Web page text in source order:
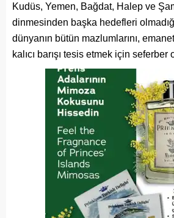
Kudüs, Yemen, Bağdat, Halep ve
dinmesinden başka hedefleri
dünyanın bütün mazlumlarını,
kalıcı barışı tesis etmek için seferber